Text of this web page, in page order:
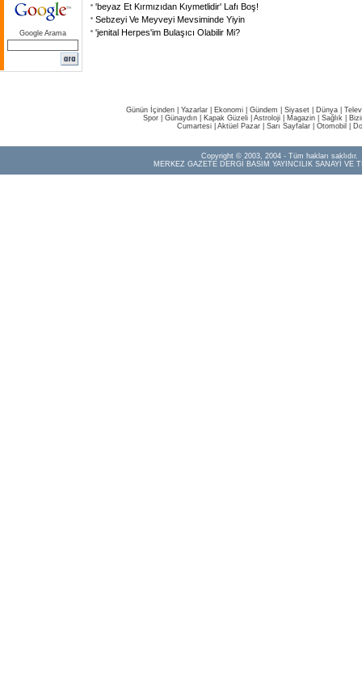
Google Arama
'beyaz Et Kırmızıdan Kıymetlidir' Lafı Boş!
Sebzeyi Ve Meyveyi Mevsiminde Yiyin
'jenital Herpes'im Bulaşıcı Olabilir Mi?
Günün İçinden Yazarlar Ekonomi Gündem Siyaset Dünya |
Spor
Günaydın Kapak Güzeli Astroloji Magazin Sağlık
Cumartesi| Aktüel Pazar| Sarı Sayfalar| Otomobil
Copyright © 2003, 2004 - Tüm hakları saklıdır.
MERKEZ GAZETE DERGİ BASIM YAYINCILIK SANAYİ VE